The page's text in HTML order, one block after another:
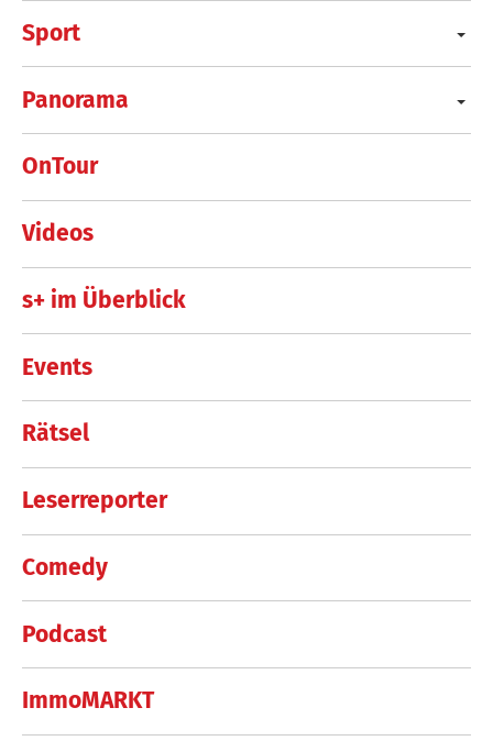
Sport
Panorama
OnTour
Videos
s+ im Überblick
Events
Rätsel
Leserreporter
Comedy
Podcast
ImmoMARKT